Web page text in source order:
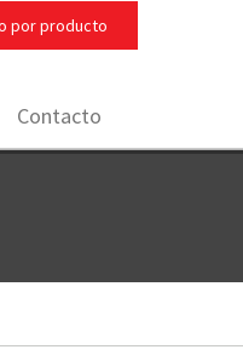
por producto
Contacto